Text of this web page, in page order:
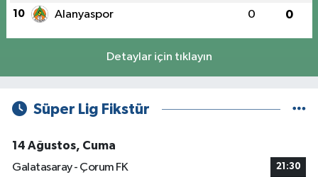
10 Alanyaspor 0 0
Detaylar için tıklayın
Süper Lig Fikstür
14 Ağustos, Cuma
Galatasaray - Çorum FK
21:30